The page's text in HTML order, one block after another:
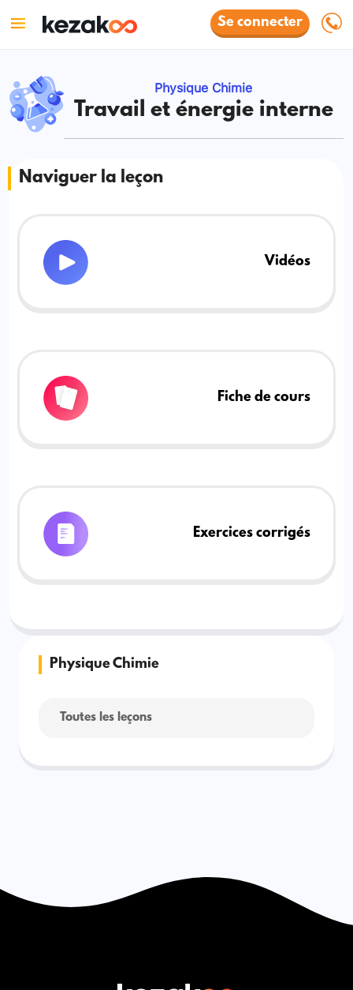
Se connecter
Physique Chimie
Travail et énergie interne
Naviguer la leçon
Vidéos
Fiche de cours
Exercices corrigés
Physique Chimie
Toutes les leçons